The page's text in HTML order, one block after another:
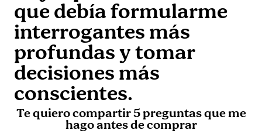
que debía formularme
interrogantes más
profundas y tomar
decisiones más
conscientes.
Te quiero compartir 5 preguntas que me
hago antes de comprar